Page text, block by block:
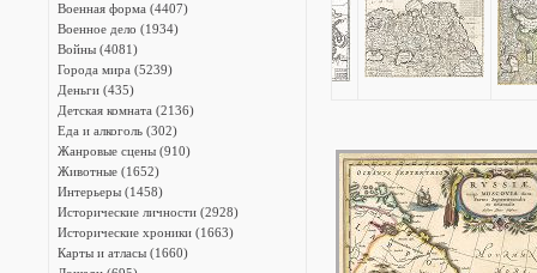
Военная форма (4407)
Военное дело (1934)
Войны (4081)
Города мира (5239)
Деньги (435)
Детская комната (2136)
Еда и алкоголь (302)
Жанровые сцены (910)
Животные (1652)
Интерьеры (1458)
Исторические личности (2928)
Исторические хроники (1663)
Карты и атласы (1660)